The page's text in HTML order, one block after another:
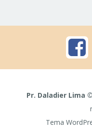
Pr. Daladier Lima ©
Tema